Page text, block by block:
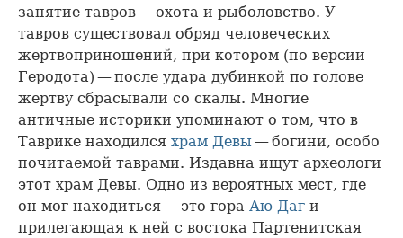
занятие тавров — охота и рыболовство. У
тавров существовал обряд человеческих
жертвоприношений, при котором (по версии
Геродота) — после удара дубинкой по голове
жертву сбрасывали со скалы. Многие
античные историки упоминают о том, что в
Таврике находился храм Девы— богини, особо
почитаемой таврами. Издавна ищут археологи
этот храм Девы. Одно из вероятных мест, где
он мог находиться — это гора Аю-Даг и
прилегающая к ней с востока Партенитская